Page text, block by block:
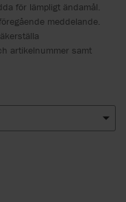
för lämpligt ändamål.
meddelande.
artikelnummer samt